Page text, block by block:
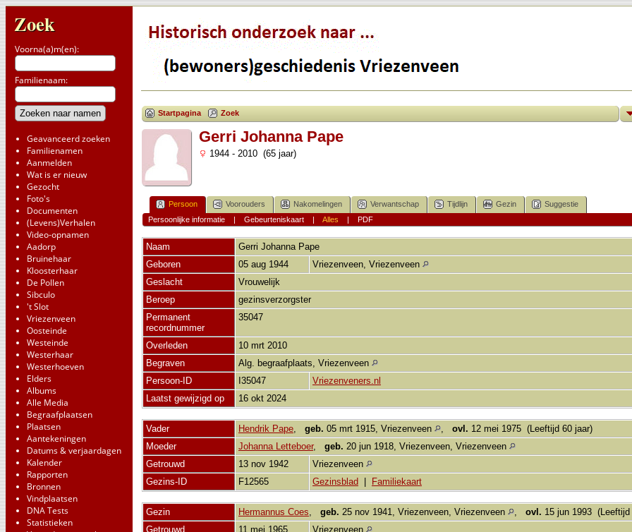
Zoek
Voorna(a)m(en):
Familienaam:
Geavanceerd zoeken
Familienamen
Aanmelden
Wat is er nieuw
Gezocht
Foto's
Documenten
(Levens)Verhalen
Video-opnamen
Aadorp
Bruinehaar
Kloosterhaar
De Pollen
Sibculo
't Slot
Vriezenveen
Oosteinde
Westeinde
Westerhaar
Westerhoeven
Elders
Albums
Alle Media
Begraafplaatsen
Plaatsen
Aantekeningen
Datums & verjaardagen
Kalender
Rapporten
Bronnen
Vindplaatsen
DNA Tests
Statistieken
Startpagina Zoek
Gerri Johanna Pape
1944 - 2010 (65 jaar)
Persoon Voorouders Nakomelingen Verwantschap Tijdlijn Gezin
Suggestie
Persoonlijke informatie| Gebeurteniskaart| Alles | PDF
Naam Gerri Johanna Pape
Geboren
05 aug 1944
Vriezenveen, Vriezenveen
Geslacht
Vrouwelijk
Beroep
gezinsverzorgster
Permanent
recordnummer
35047
Overleden
10 mrt 2010
Begraven
Alg. begraafplaats, Vriezenveen
Persoon-ID
I35047
Vriezenveners.nl
Laatst gewijzigd op
16 okt 2024
Vader Hendrik Pape, geb. 05 mrt 1915, Vriezenveen , ovl. 12 mei 1975 (Leeftijd 60 jaar)
Moeder
Johanna Letteboer, geb. 20 jun 1918, Vriezenveen, Vriezenveen
Getrouwd
13 nov 1942
Vriezenveen
Gezins-ID
F12565 Gezinsblad Familiekaart
Gezin Hermannus Coes, geb. 25 nov 1941, Vriezenveen, Vriezenveen , ovl. 15 jun 1993 (Leeftijd
Getrouwd
11 mei 1965
Vriezenveen